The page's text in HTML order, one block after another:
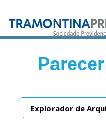
Explorador de